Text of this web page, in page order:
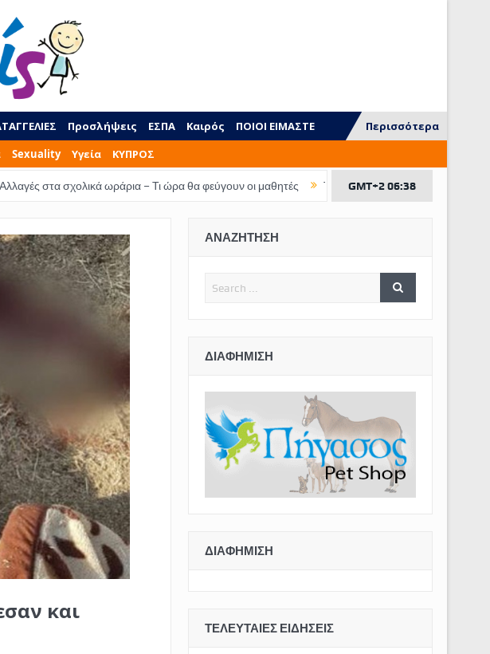
Περισσότερα
Προσλήψεις ΕΣΠΑ Καιρός
ΠΟΙΟΙ ΕΙΜΑΣΤΕ
Sexuality Υγεία ΚΥΠΡΟΣ
ωράρια – Τι ώρα θα φεύγουν οι μαθητές Τι ξεχνάμε να διδάξουμε στα παιδιά
GMT+2 06:38
και
ΑΝΑΖΗΤΗΣΗ
ΔΙΑΦΉΜΙΣΗ
ΔΙΑΦΉΜΙΣΗ
ΤΕΛΕΥΤΑΊΕΣ ΕΙΔΉΣΕΙΣ